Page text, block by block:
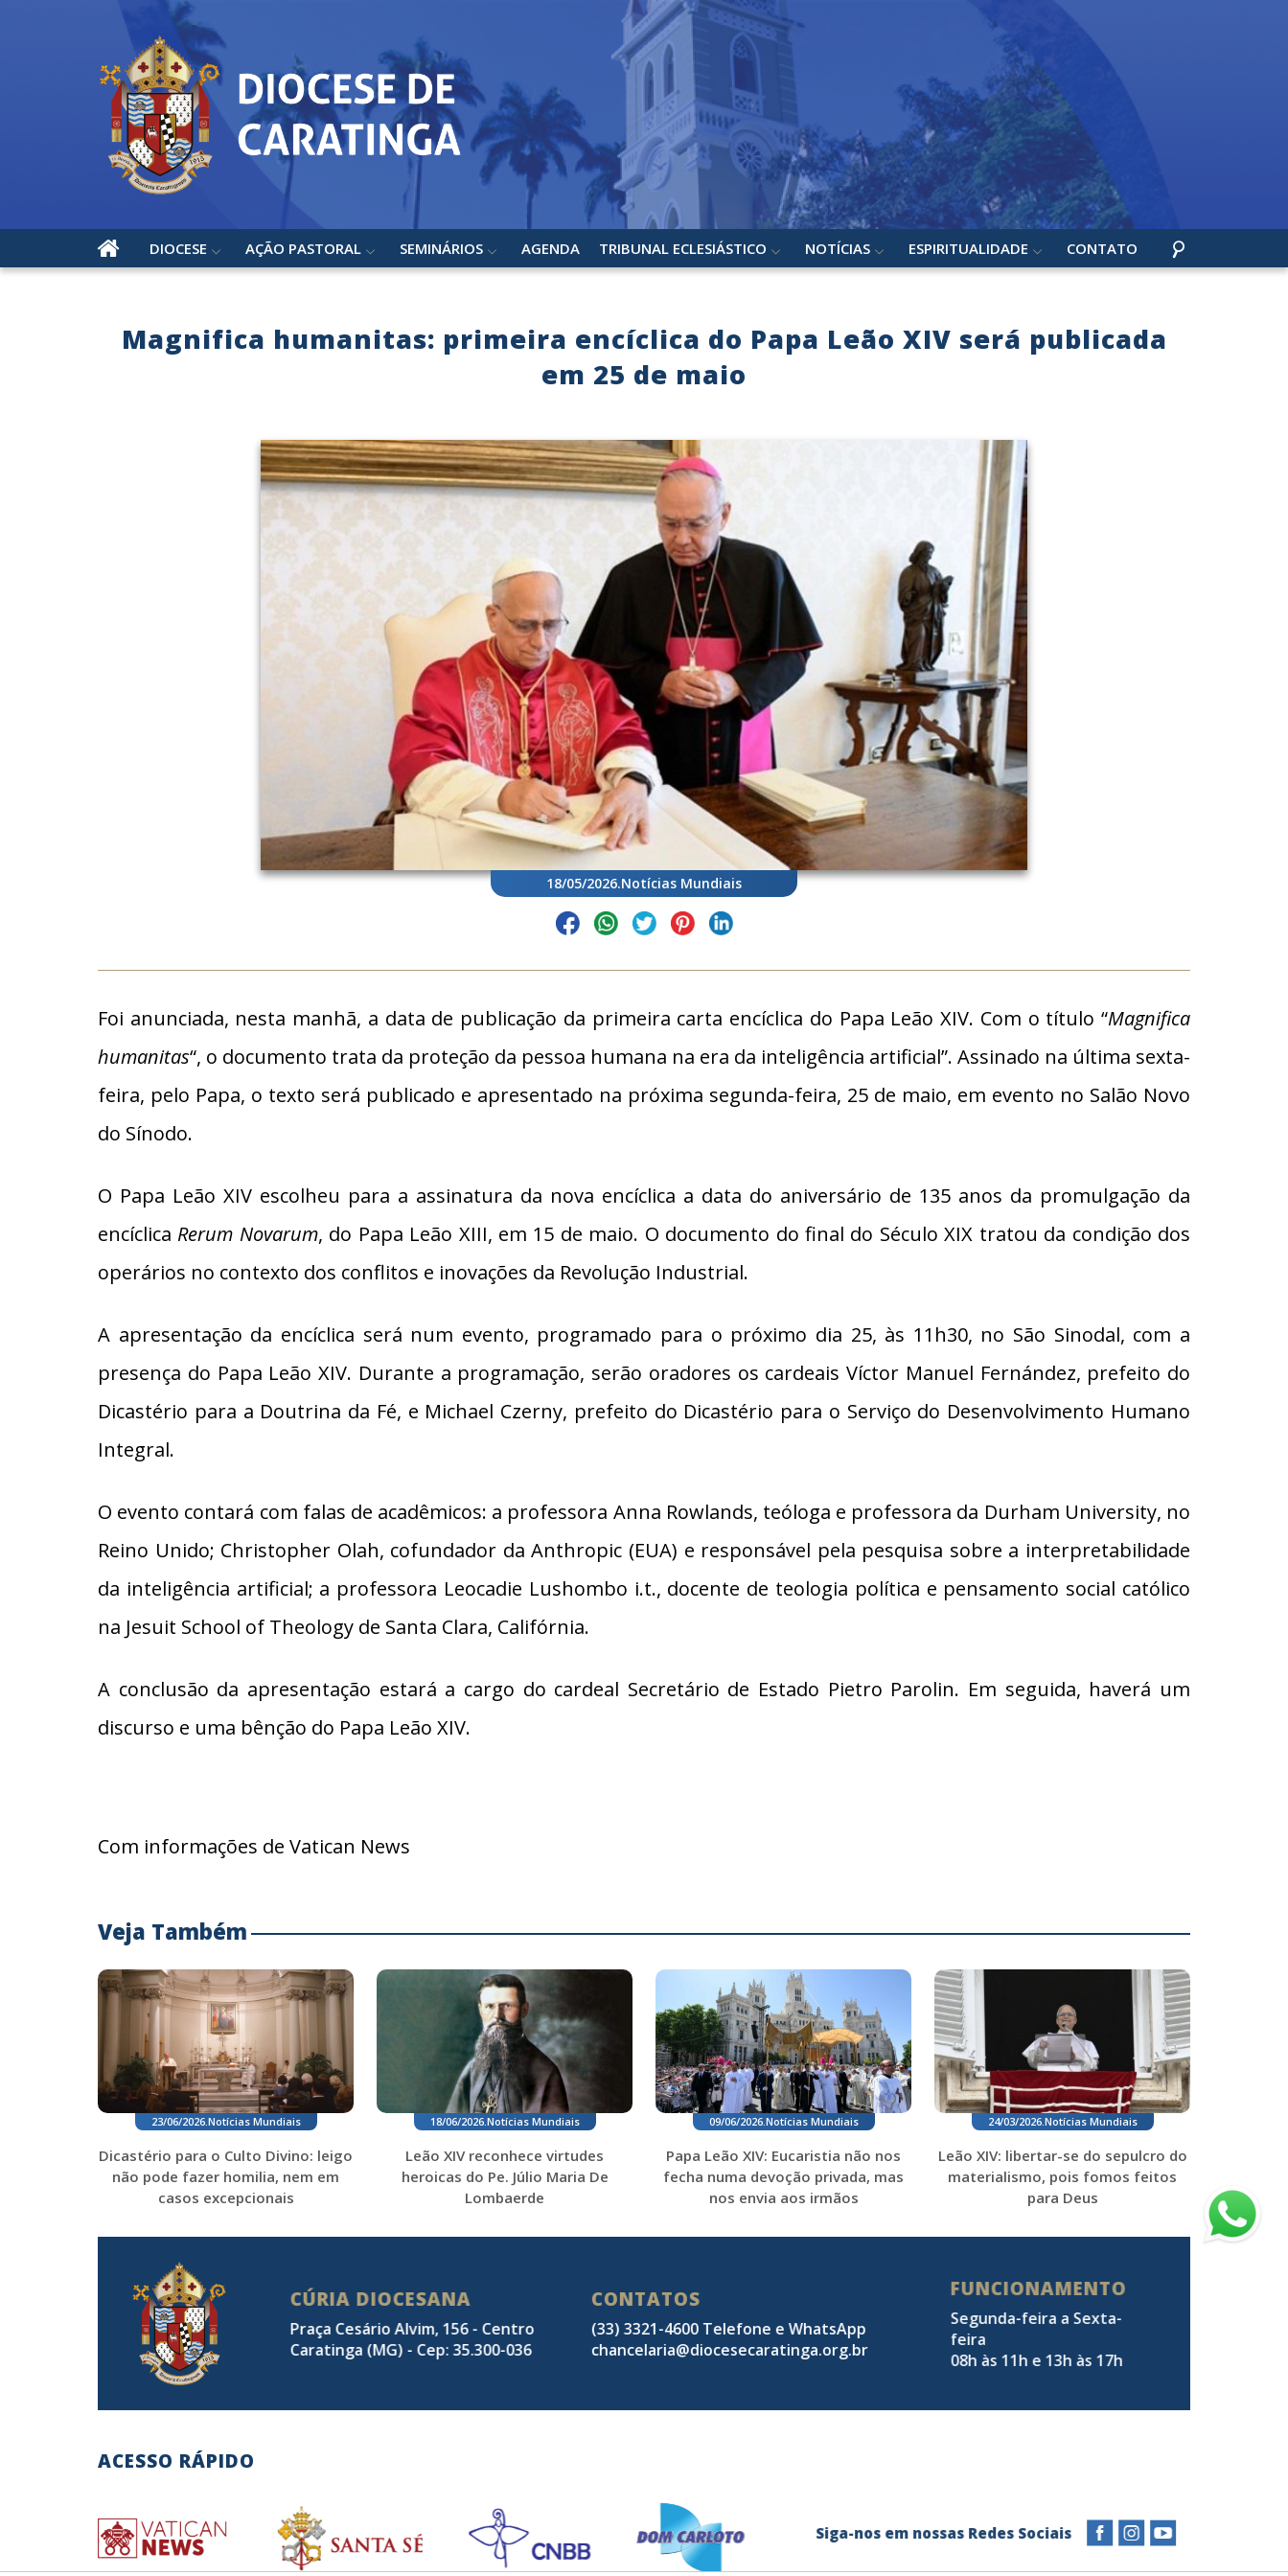
DIOCESE AÇÃO PASTORAL SEMINÁRIOS AGENDA TRIBUNAL ECLESIÁSTICO NOTÍCIAS ESPIRITUALIDADE CONTATO
Magnifica humanitas: primeira encíclica do Papa Leão XIV será publicada
em 25 de maio
18/05/2026.Notícias Mundiais
Foi anunciada, nesta manhã, a data de publicação da primeira carta encíclica do Papa Leão XIV. Com o título “Magnifica
humanitas“, o documento trata da proteção da pessoa humana na era da inteligência artificial”. Assinado na última sexta-
feira, pelo Papa, o texto será publicado e apresentado na próxima segunda-feira, 25 de maio, em evento no Salão Novo
do Sínodo.
O Papa Leão XIV escolheu para a assinatura da nova encíclica a data do aniversário de 135 anos da promulgação da
encíclica Rerum Novarum, do Papa Leão XIII, em 15 de maio. O documento do final do Século XIX tratou da condição dos
operários no contexto dos conflitos e inovações da Revolução Industrial.
A apresentação da encíclica será num evento, programado para o próximo dia 25, às 11h30, no São Sinodal, com a
presença do Papa Leão XIV. Durante a programação, serão oradores os cardeais Víctor Manuel Fernández, prefeito do
Dicastério para a Doutrina da Fé, e Michael Czerny, prefeito do Dicastério para o Serviço do Desenvolvimento Humano
Integral.
O evento contará com falas de acadêmicos: a professora Anna Rowlands, teóloga e professora da Durham University, no
Reino Unido; Christopher Olah, cofundador da Anthropic (EUA) e responsável pela pesquisa sobre a interpretabilidade
da inteligência artificial; a professora Leocadie Lushombo i.t., docente de teologia política e pensamento social católico
na Jesuit School of Theology de Santa Clara, Califórnia.
A conclusão da apresentação estará a cargo do cardeal Secretário de Estado Pietro Parolin. Em seguida, haverá um
discurso e uma bênção do Papa Leão XIV.
Com informações de Vatican News
Veja Também
23/06/2026.Notícias Mundiais
Dicastério para o Culto Divino: leigo
não pode fazer homilia, nem em
casos excepcionais
18/06/2026.Notícias Mundiais
Leão XIV reconhece virtudes
heroicas do Pe. Júlio Maria De
Lombaerde
09/06/2026.Notícias Mundiais
Papa Leão XIV: Eucaristia não nos
fecha numa devoção privada, mas
nos envia aos irmãos
24/03/2026. Notícias Mundiais
Leão XIV: libertar-se do sepulcro do
materialismo, pois fomos feitos
para Deus
CÚRIA DIOCESANA
Praça Cesário Alvim, 156 - Centro
Caratinga (MG) - Cep: 35.300-036
CONTATOS
(33) 3321-4600 Telefone e WhatsApp
chancelaria@diocesecaratinga.org.br
FUNCIONAMENTO
Segunda-feira a Sexta-
feira
08h às 11h e 13h às 17h
ACESSO RÁPIDO
Siga-nos em nossas Redes Sociais